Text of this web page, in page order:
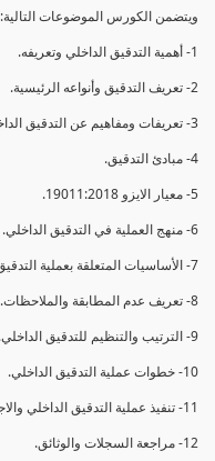
ويتضمن الكورس الموضوعات التالية:
1- أهمية التدقيق الداخلي وتعريفه.
2- تعريف التدقيق وأنواعه الرئيسية.
3- تعريفات ومفاهيم عن التدقيق الداخلي.
4- مبادئ التدقيق.
5- معيار الايزو 19011:2018.
6- منهج العملية في التدقيق الداخلي.
7- الأساسيات المتعلقة بعملية التدقيق الداخلي.
8- تعريف عدم المطابقة والملاحظات.
9- الترتيب والتنظيم للتدقيق الداخلي.
10- خطوات عملية التدقيق الداخلي.
11- تنفيذ عملية التدقيق الداخلي والاجتماع الافتتاحي.
12- مراجعة السجلات والوثائق.